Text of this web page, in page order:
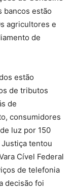
bancos estão
agricultores e
de
estão
de tributos
de
consumidores
luz por 150
Justiça tentou
Cível Federal
de telefonia
decisão foi